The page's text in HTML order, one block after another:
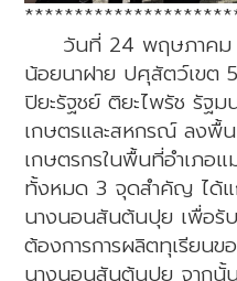
วันที่ 24 พฤษภาคม
น้อยนาฝาย ปศุสัตว์เขต
ปิยะรัฐชย์ ติยะไพรัช รัฐม
เกษตรและสหกรณ์ ลงพื้น
เกษตรกรในพื้นที่อำเภอ
ทั้งหมด 3 จุดสำคัญ ได้แ
นางนอนสันต้นปุย เพื่อรั
ต้องการการผลิตทุเรียน
นางนอนสันต้นปุย จากนั้